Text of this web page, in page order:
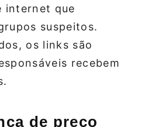
internet que
suspeitos.
os links são
recebem
de preço